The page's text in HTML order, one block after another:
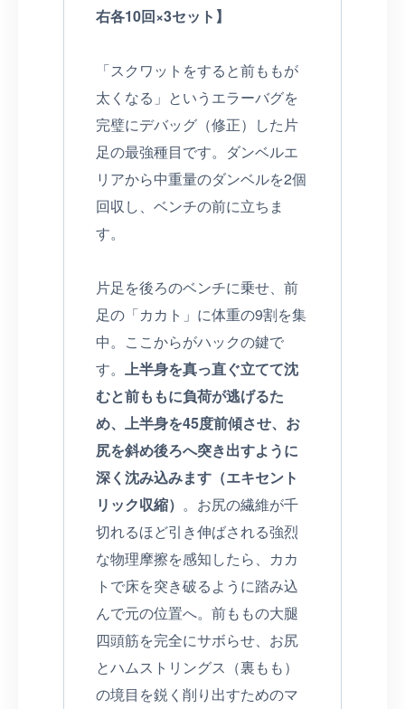
右各10回×3セット】
「スクワットをすると前ももが
太くなる」というエラーバグを
完璧にデバッグ（修正）した片
足の最強種目です。ダンベルエ
リアから中重量のダンベルを2個
回収し、ベンチの前に立ちま
す。
片足を後ろのベンチに乗せ、前
足の「カカト」に体重の9割を集
中。ここからがハックの鍵で
す。 上半身を真っ直ぐ立てて沈
むと前ももに負荷が逃げるた
め、上半身を45度前傾させ、お
尻を斜め後ろへ突き出すように
深く沈み込みます（エキセント
リック収縮） 。お尻の繊維が千
切れるほど引き伸ばされる強烈
な物理摩擦を感知したら、カカ
トで床を突き破るように踏み込
んで元の位置へ。前ももの大腿
四頭筋を完全にサボらせ、お尻
とハムストリングス（裏もも）
の境目を鋭く削り出すためのマ